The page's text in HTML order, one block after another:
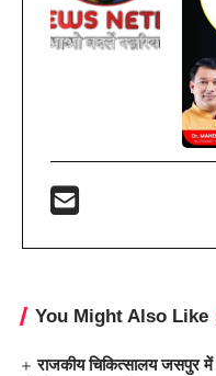
You Might Also Like
राजकीय चिकित्सालय जसपुर में